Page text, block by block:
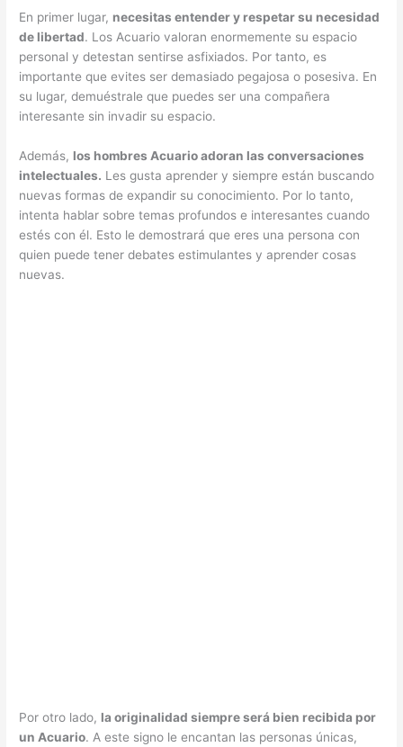
En primer lugar, necesitas entender y respetar su necesidad
de libertad. Los Acuario valoran enormemente su espacio
personal y detestan sentirse asfixiados. Por tanto, es
importante que evites ser demasiado pegajosa o posesiva. En
su lugar, demuéstrale que puedes ser una compañera
interesante sin invadir su espacio.
Además, los hombres Acuario adoran las conversaciones
intelectuales. Les gusta aprender y siempre están buscando
nuevas formas de expandir su conocimiento. Por lo tanto,
intenta hablar sobre temas profundos e interesantes cuando
estés con él. Esto le demostrará que eres una persona con
quien puede tener debates estimulantes y aprender cosas
nuevas.
Por otro lado, la originalidad siempre será bien recibida por
un Acuario. A este signo le encantan las personas únicas,